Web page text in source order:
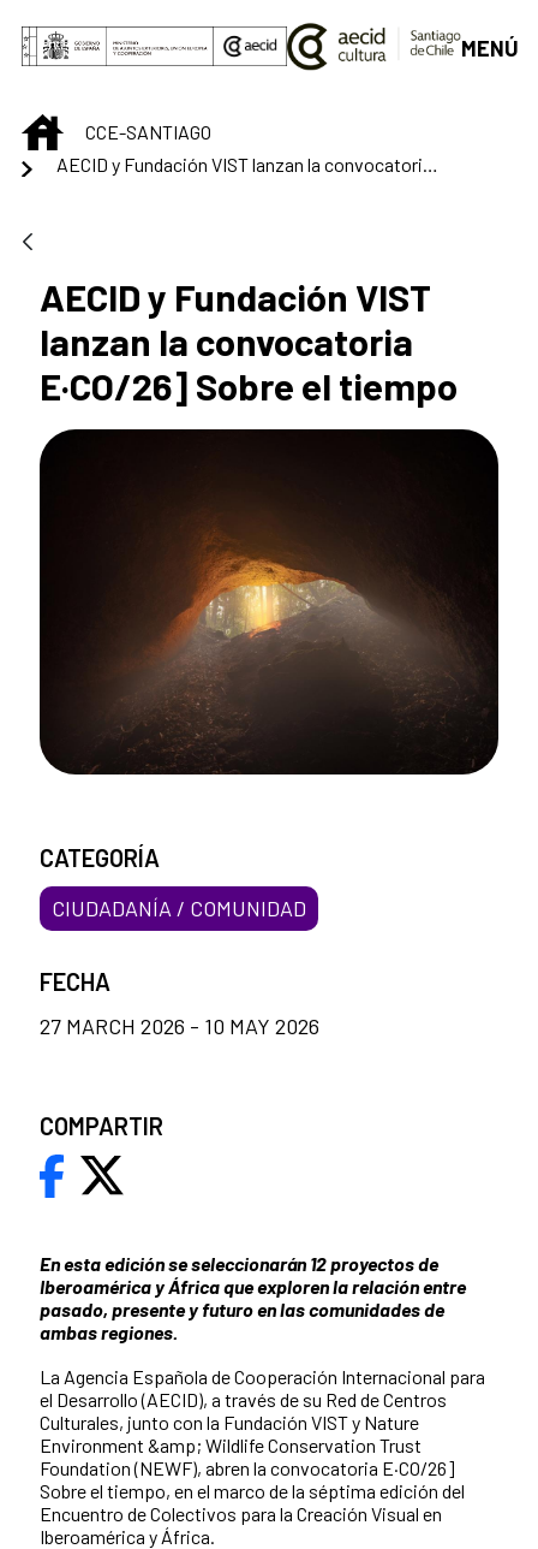
Skip to Main Content
MENÚ
INICIOCCE-SANTIAGO
AECID y Fundación VIST
lanzan la convocatoria
E·CO/26] Sobre el tiempo
En esta edición se seleccionarán 12 proyectos de
Iberoamérica y África que exploren la relación entre
pasado, presente y futuro en las comunidades de
ambas regiones.
La Agencia Española de Cooperación Internacional para
el Desarrollo (AECID), a través de su Red de Centros
Culturales, junto con la Fundación VIST y Nature
Environment &amp; Wildlife Conservation Trust
Foundation (NEWF), abren la convocatoria E·CO/26]
Sobre el tiempo, en el marco de la séptima edición del
Encuentro de Colectivos para la Creación Visual en
Iberoamérica y África.
CATEGORÍA
CIUDADANÍA / COMUNIDAD
FECHA
27 MARCH 2026 - 10 MAY 2026
COMPARTIR